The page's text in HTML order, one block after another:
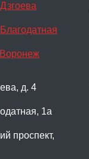
д. 4
1а
проспект,